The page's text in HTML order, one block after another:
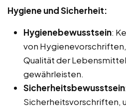
Hygiene und Sicherheit:
Hygienebewusstsein:
von
Qualität der
gewährleisten.
Sicherheitsbewusstsein
Sicherheitsvorschriften,